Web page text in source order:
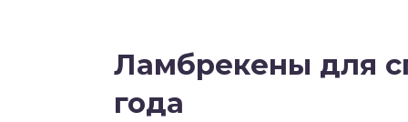
Ламбрекены для
года